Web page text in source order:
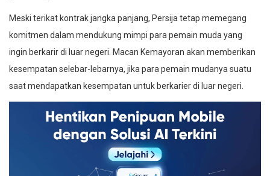
Meski terikat kontrak jangka panjang, Persija tetap memegang
komitmen dalam mendukung mimpi para pemain muda yang
ingin berkarir di luar negeri. Macan Kemayoran akan memberikan
kesempatan selebar-lebarnya, jika para pemain mudanya suatu
saat mendapatkan kesempatan untuk berkarier di luar negeri.